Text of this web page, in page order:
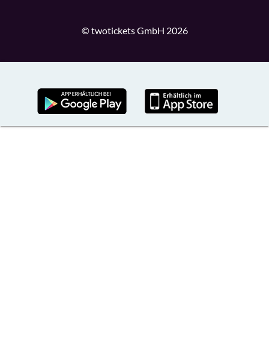
© twotickets GmbH 2026